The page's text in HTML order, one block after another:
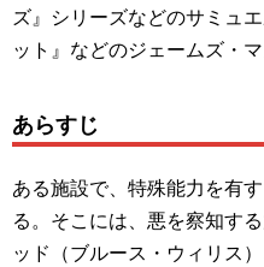
ズ』シリーズなどのサミュ
ット』などのジェームズ・
あらすじ
ある施設で、特殊能力を有
る。そこには、悪を察知す
ッド（ブルース・ウィリス